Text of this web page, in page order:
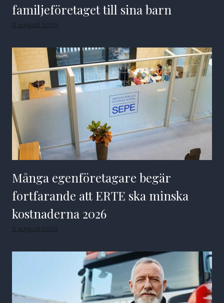
familjeföretaget till sina barn
6 augusti 2026
Många egenföretagare begär
fortfarande att ERTE ska minska
kostnaderna 2026
6 augusti 2026